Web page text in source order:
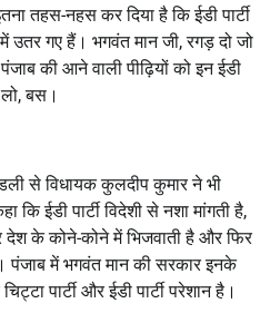
तहस-नहस कर दिया है कि ईडी पार्टी
उतर गए हैं। भगवंत मान जी, रगड़ दो जो
की आने वाली पीढ़ियों को इन ईडी
लो, बस।
से विधायक कुलदीप कुमार ने भी
कि ईडी पार्टी विदेशी से नशा मांगती है,
देश के कोने-कोने में भिजवाती है और फिर
पंजाब में भगवंत मान की सरकार इनके
पार्टी और ईडी पार्टी परेशान है।